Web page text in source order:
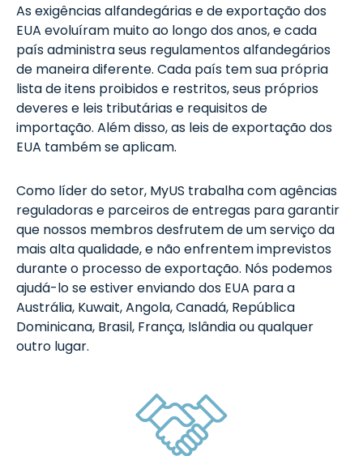
As exigências alfandegárias e de exportação dos
EUA evoluíram muito ao longo dos anos, e cada
país administra seus regulamentos alfandegários
de maneira diferente. Cada país tem sua própria
lista de itens proibidos e restritos, seus próprios
deveres e leis tributárias e requisitos de
importação. Além disso, as leis de exportação dos
EUA também se aplicam.
Como líder do setor, MyUS trabalha com agências
reguladoras e parceiros de entregas para garantir
que nossos membros desfrutem de um serviço da
mais alta qualidade, e não enfrentem imprevistos
durante o processo de exportação. Nós podemos
ajudá-lo se estiver enviando dos EUA para a
Austrália, Kuwait, Angola, Canadá, República
Dominicana, Brasil, França, Islândia ou qualquer
outro lugar.